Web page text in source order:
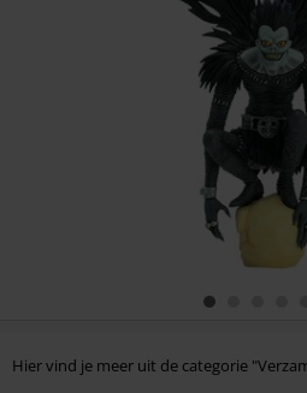
Hier vind je meer uit de categorie